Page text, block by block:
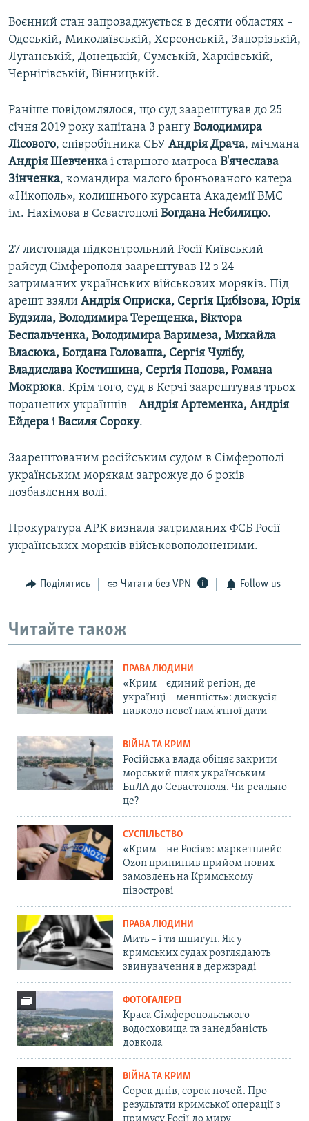
Воєнний стан запроваджується в десяти областях –
Одеській, Миколаївській, Херсонській, Запорізькій,
Луганській, Донецькій, Сумській, Харківській,
Чернігівській, Вінницькій.
Раніше повідомлялося, що суд заарештував до 25
січня 2019 року капітана 3 рангу Володимира
Лісового, співробітника СБУ Андрія Драча, мічмана
Андрія Шевченка і старшого матроса В'ячеслава
Зінченка, командира малого броньованого катера
«Нікополь», колишнього курсанта Академії ВМС
ім. Нахімова в Севастополі Богдана Небилицю.
27 листопада підконтрольний Росії Київський
райсуд Сімферополя заарештував 12 з 24
затриманих українських військових моряків. Під
арешт взяли Андрія Оприска, Сергія Цибізова, Юрія
Будзила, Володимира Терещенка, Віктора
Беспальченка, Володимира Варимеза, Михайла
Власюка, Богдана Головаша, Сергія Чулібу,
Владислава Костишина, Сергія Попова, Романа
Мокрюка. Крім того, суд в Керчі заарештував трьох
поранених українців – Андрія Артеменка, Андрія
Ейдера і Василя Сороку.
Заарештованим російським судом в Сімферополі
українським морякам загрожує до 6 років
позбавлення волі.
Прокуратура АРК визнала затриманих ФСБ Росії
українських моряків військовополоненими.
Поділитись Читати без VPN Follow us
Читайте також
ПРАВА ЛЮДИНИ
«Крим – єдиний регіон, де
українці – меншість»: дискусія
навколо нової пам'ятної дати
ВІЙНА ТА КРИМ
Російська влада обіцяє закрити
морський шлях українським
БпЛА до Севастополя. Чи реально
це?
СУСПІЛЬСТВО
«Крим – не Росія»: маркетплейс
Ozon припинив прийом нових
замовлень на Кримському
півострові
ПРАВА ЛЮДИНИ
Мить – і ти шпигун. Як у
кримських судах розглядають
звинувачення в держзраді
ФОТОГАЛЕРЕЇ
Краса Сімферопольського
водосховища та занедбаність
довкола
ВІЙНА ТА КРИМ
Сорок днів, сорок ночей. Про
результати кримської операції з